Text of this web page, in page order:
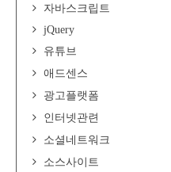
자바스크립트
jQuery
유튜브
애드센스
광고플랫폼
인터넷관련
소셜네트워크
소스사이트